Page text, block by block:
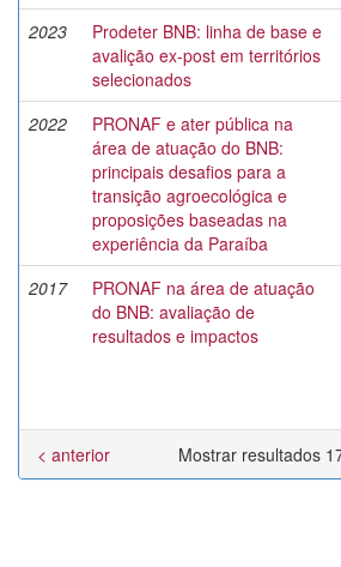
2023
Prodeter BNB: linha de base e
avalição ex-post em territórios
selecionados
2022
PRONAF e ater pública na
área de atuação do BNB:
principais desafios para a
transição agroecológica e
proposições baseadas na
experiência da Paraíba
2017
PRONAF na área de atuação
do BNB: avaliação de
resultados e impactos
Mostrar resultados
< anterior